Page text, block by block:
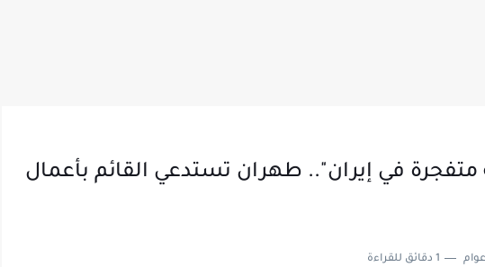
في إيران".. طهران تستدعي القائم بأعمال
1 دقائق للقراءة